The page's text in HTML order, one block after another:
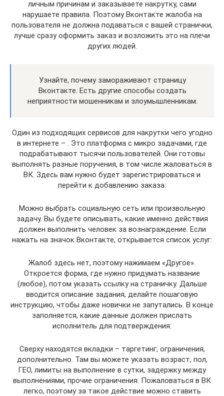
личным причинам и заказываете накрутку, сами
нарушаете правила. Поэтому Вконтакте жалоба на
пользователя не должна подаваться с вашей странички,
лучше сразу оформить заказ и возложить это на плечи
других людей.
Узнайте, почему замораживают страницу
Вконтакте. Есть другие способы создать
неприятности мошенникам и злоумышленникам.
Один из подходящих сервисов для накрутки чего угодно
в интернете – . Это платформа с микро задачами, где
подрабатывают тысячи пользователей. Они готовы
выполнять разные поручения, в том числе жаловаться в
ВК. Здесь вам нужно будет зарегистрироваться и
перейти к добавлению заказа:
Можно выбрать социальную сеть или произвольную
задачу. Вы будете описывать, какие именно действия
должен выполнить человек за вознаграждение. Если
нажать на значок Вконтакте, открывается список услуг:
Жалоб здесь нет, поэтому нажимаем «Другое».
Откроется форма, где нужно придумать название
(любое), потом указать ссылку на страничку. Дальше
вводится описание задания, делайте пошаговую
инструкцию, чтобы даже новички не запутались. В конце
заполняется, какие данные должен прислать
исполнитель для подтверждения:
Сверху находятся вкладки – таргетинг, ограничения,
дополнительно. Там вы можете указать возраст, пол,
ГЕО, лимиты на выполнение в сутки, задержку между
выполнениями, прочие ограничения. Пожаловаться в ВК
легко, поэтому за такое действие можно ставить